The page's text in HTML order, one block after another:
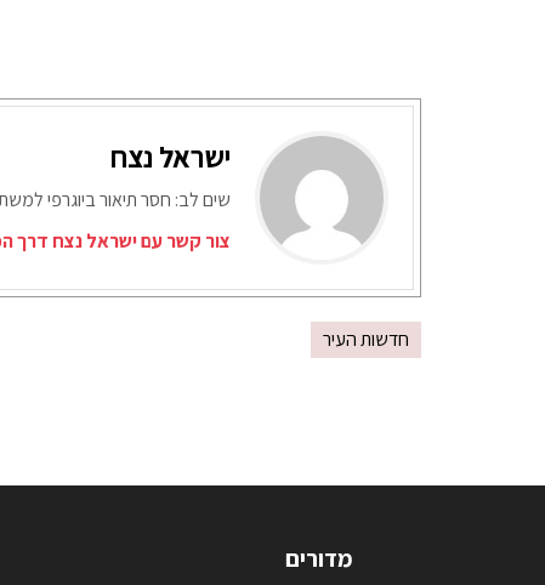
ישראל נצח
שים לב: חסר תיאור ביוגרפי
צור קשר עם ישראל נצח דרך
חדשות העיר
מדורים